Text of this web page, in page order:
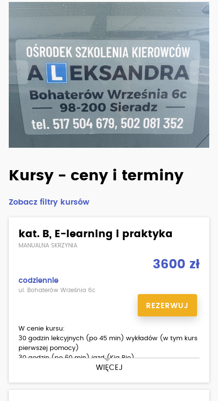
Zobacz pełny opis szkoły
Kursy - ceny i terminy
Zobacz filtry kursów
kat. B, E-learning i praktyka
MANUALNA SKRZYNIA
3600 zł
codziennie
ul. Bohaterów Września 6c
REZERWUJ
WIĘCEJ
W cenie kursu:
30 godzin lekcyjnych (po 45 min) wykładów (w tym kurs
pierwszej pomocy)
30 godzin (po 60 min) jazd (Kia Rio)
egzamin wewnętrzny teoria/ praktyka